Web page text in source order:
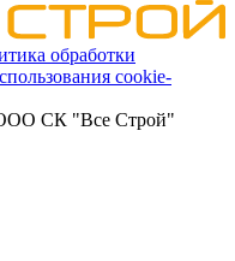
обработки
cookie-
СК "Все Строй"